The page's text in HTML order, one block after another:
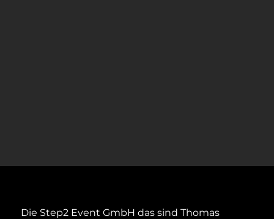
Die Step2 Event GmbH das sind Thomas